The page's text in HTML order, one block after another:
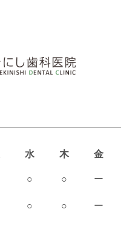
水 木 金
○ ○ ー
○ ○ ー